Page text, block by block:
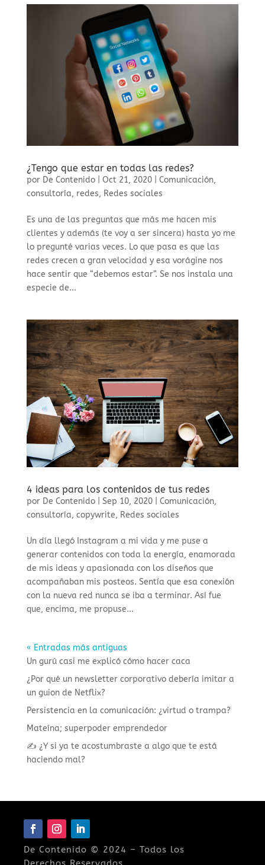
¿Tengo que estar en todas las redes?
por De Contenido| Oct 21, 2020| Comunicación,
consultoría, redes, Redes sociales
Es una de las preguntas que más me hacen mis
clientes y además (te voy a ser sincera) hasta yo me
lo pregunté varias veces. Lo que pasa es que las
redes crecen a gran velocidad y esa vorágine nos
hace sentir que “debemos estar”. Se nos instala una
especie de...
4 ideas para los contenidos de tus redes
por De Contenido| Sep 10, 2020| Comunicación,
consultoría, copywrite, Redes sociales
Un día llegó Instagram a mi vida y me puse a
generar contenidos con toda la energía, enamorada
de mis ideas y apasionada con los diseños que
acompañaban mis posteos. Sentía que esa conexión
con la nueva red nunca se iba a terminar. Así fue
que, encima, me propuse...
« Entradas más antiguas
Un gurú casi me explicó cómo hacer caca
¿Por qué un newsletter corporativo debería imitar a
un guion de Netflix?
Persistencia en la comunicación: ¿virtud o trampa?
Mateína; superpoder emprendedor
✍️ ¿Y si ya te acostumbraste a algo que te está
haciendo mal?
De Contenido © 2024 – Todos los